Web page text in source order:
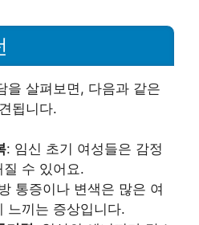
을 살펴보면, 다음과 같은
됩니다.
: 임신 초기 여성들은 감정
수 있어요.
통증이나 변색은 많은 여
느끼는 증상입니다.